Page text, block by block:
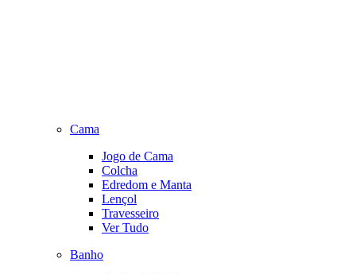
Cama
Jogo de Cama
Colcha
Edredom e Manta
Lençol
Travesseiro
Ver Tudo
Banho